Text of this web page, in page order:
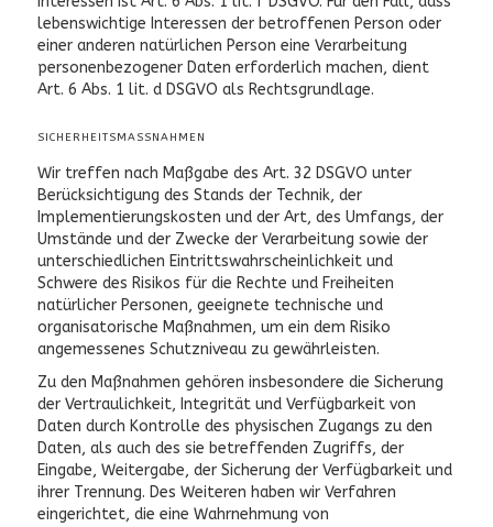
lebenswichtige Interessen der betroffenen Person oder
einer anderen natürlichen Person eine Verarbeitung
personenbezogener Daten erforderlich machen, dient
Art. 6 Abs. 1 lit. d DSGVO als Rechtsgrundlage.
SICHERHEITSMASSNAHMEN
Wir treffen nach Maßgabe des Art. 32 DSGVO unter
Berücksichtigung des Stands der Technik, der
Implementierungskosten und der Art, des Umfangs, der
Umstände und der Zwecke der Verarbeitung sowie der
unterschiedlichen Eintrittswahrscheinlichkeit und
Schwere des Risikos für die Rechte und Freiheiten
natürlicher Personen, geeignete technische und
organisatorische Maßnahmen, um ein dem Risiko
angemessenes Schutzniveau zu gewährleisten.
Zu den Maßnahmen gehören insbesondere die Sicherung
der Vertraulichkeit, Integrität und Verfügbarkeit von
Daten durch Kontrolle des physischen Zugangs zu den
Daten, als auch des sie betreffenden Zugriffs, der
Eingabe, Weitergabe, der Sicherung der Verfügbarkeit und
ihrer Trennung. Des Weiteren haben wir Verfahren
eingerichtet, die eine Wahrnehmung von